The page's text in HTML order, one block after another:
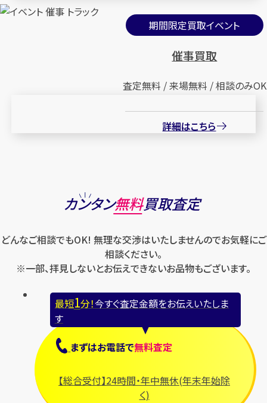
期間限定買取イベント
催事買取
査定無料 / 来場無料 / 相談のみOK
詳細はこちら
カンタン無料買取査定
どんなご相談でもOK! 無理な交渉はいたしませんのでお気軽にご
相談ください。
※一部、拝見しないとお伝えできないお品物もございます。
最短1分！今すぐ査定金額をお伝えいたしま
す
まずはお電話で無料査定
【総合受付】24時間・年中無休(年末年始除
く)